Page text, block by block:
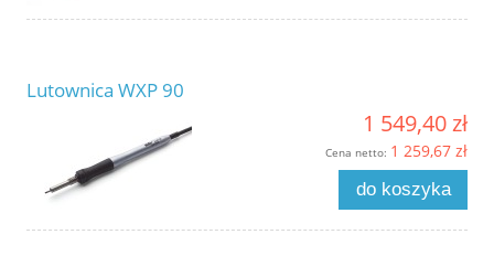
Lutownica WXP 90
1 549,40 zł
Cena netto: 1 259,67 zł
do koszyka